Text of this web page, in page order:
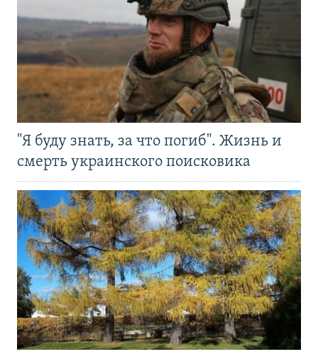
"Я буду знать, за что погиб". Жизнь и
смерть украинского поисковика